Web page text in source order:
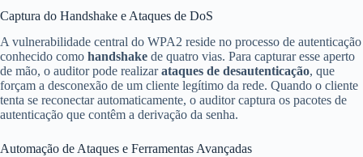
Captura do Handshake e Ataques de DoS
A vulnerabilidade central do WPA2 reside no processo de autenticação
conhecido como handshake de quatro vias. Para capturar esse aperto
de mão, o auditor pode realizarataques de desautenticação, que
forçam a desconexão de um cliente legítimo da rede. Quando o cliente
tenta se reconectar automaticamente, o auditor captura os pacotes de
autenticação que contêm a derivação da senha.
Automação de Ataques e Ferramentas Avançadas